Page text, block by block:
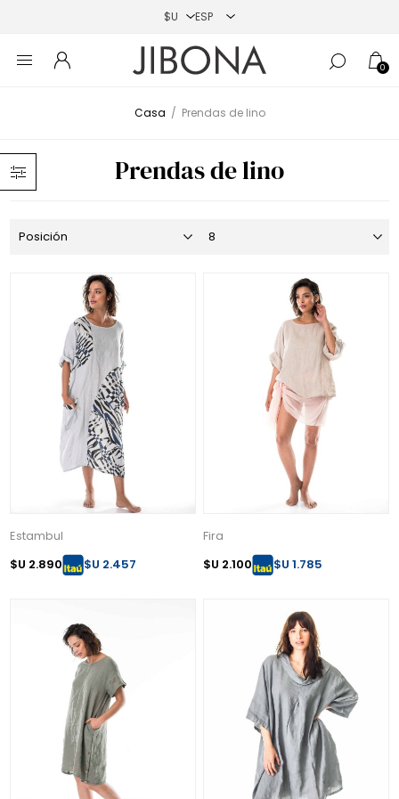
0
Casa / Prendas de lino
Prendas de lino
Estambul
$U 2.890
$U 2.457
Fira
$U 2.100
$U 1.785